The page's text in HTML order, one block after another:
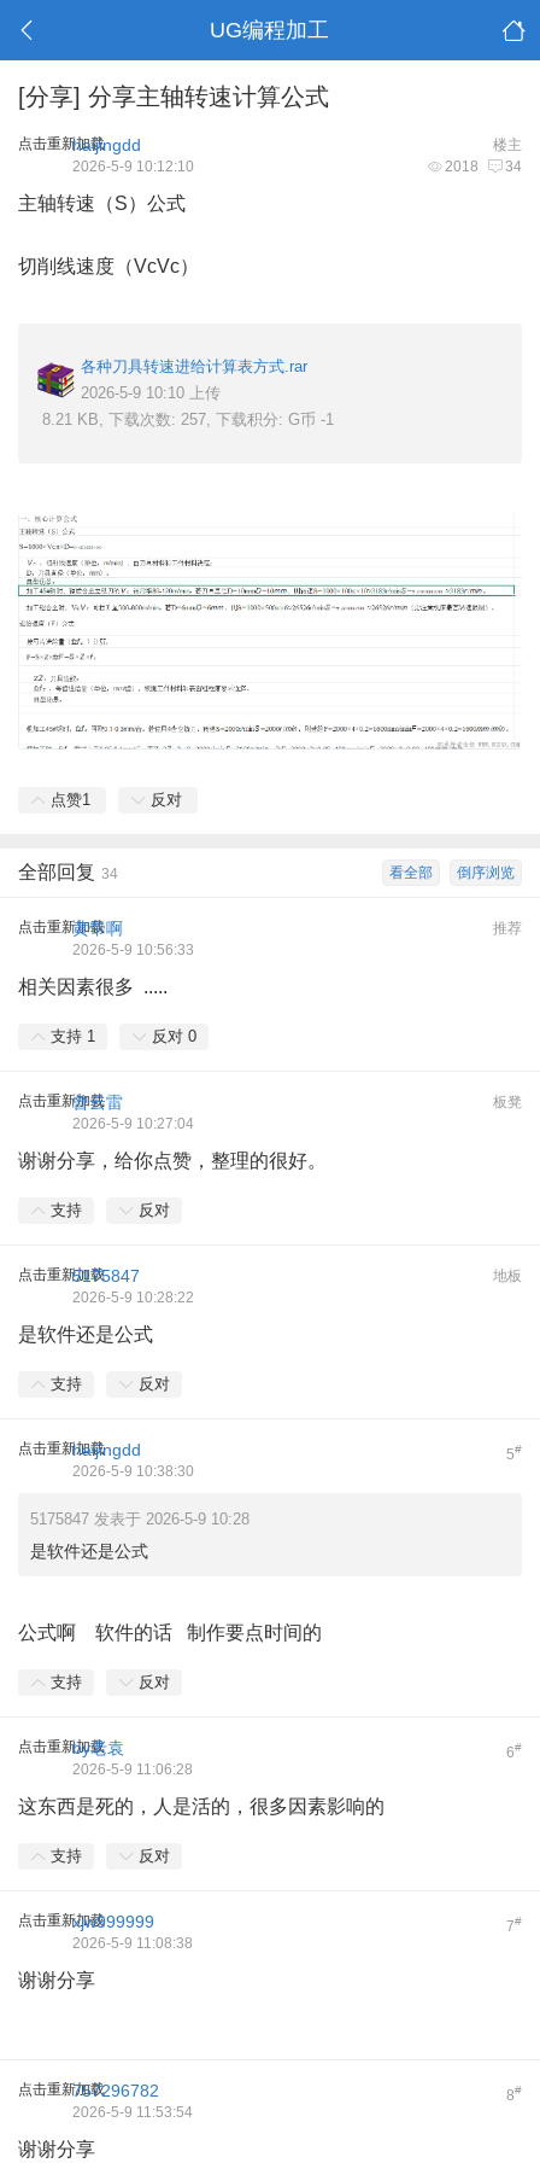
UG编程加工
[分享] 分享主轴转速计算公式
点击重新加载 楼主
haijingdd
2018 34
2026-5-9 10:12:10
主轴转速（S）公式‌
切削线速度（VcVc​）‌
各种刀具转速进给计算表方式.rar
2026-5-9 10:10 上传
8.21 KB, 下载次数: 257, 下载积分: G币 -1
点赞1 反对
倒序浏览
看全部
全部回复 34
点击重新加载 推荐
黄帝啊
2026-5-9 10:56:33
相关因素很多 .....
支持 1 反对 0
点击重新加载 板凳
曾云雷
2026-5-9 10:27:04
谢谢分享，给你点赞，整理的很好。
支持 反对
点击重新加载 地板
5175847
2026-5-9 10:28:22
是软件还是公式
支持 反对
点击重新加载 5#
haijingdd
2026-5-9 10:38:30
5175847 发表于 2026-5-9 10:28
是软件还是公式
公式啊 软件的话 制作要点时间的
支持 反对
点击重新加载 6#
by老袁
2026-5-9 11:06:28
这东西是死的，人是活的，很多因素影响的
支持 反对
点击重新加载 7#
xjw999999
2026-5-9 11:08:38
谢谢分享
点击重新加载 8#
757296782
2026-5-9 11:53:54
谢谢分享